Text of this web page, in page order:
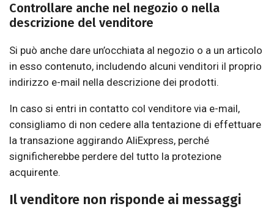
Controllare anche nel negozio o nella
descrizione del venditore
Si può anche dare un’occhiata al negozio o a un articolo
in esso contenuto, includendo alcuni venditori il proprio
indirizzo e-mail nella descrizione dei prodotti.
In caso si entri in contatto col venditore via e-mail,
consigliamo di non cedere alla tentazione di effettuare
la transazione aggirando AliExpress, perché
significherebbe perdere del tutto la protezione
acquirente.
Il venditore non risponde ai messaggi